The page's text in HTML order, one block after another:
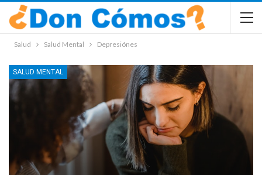
Salud Salud Mental Depresiónes
SALUD MENTAL